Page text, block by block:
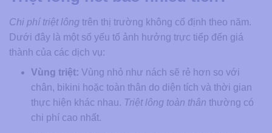
Chi phí triệt lông trên thị trường không cố định theo năm.
Dưới đây là một số yếu tố ảnh hưởng trực tiếp đến giá
thành của các dịch vụ:
Vùng triệt: Vùng nhỏ như nách sẽ rẻ hơn so với
chân, bikini hoặc toàn thân do diện tích và thời gian
thực hiện khác nhau. Triệt lông toàn thân thường có
chi phí cao nhất.